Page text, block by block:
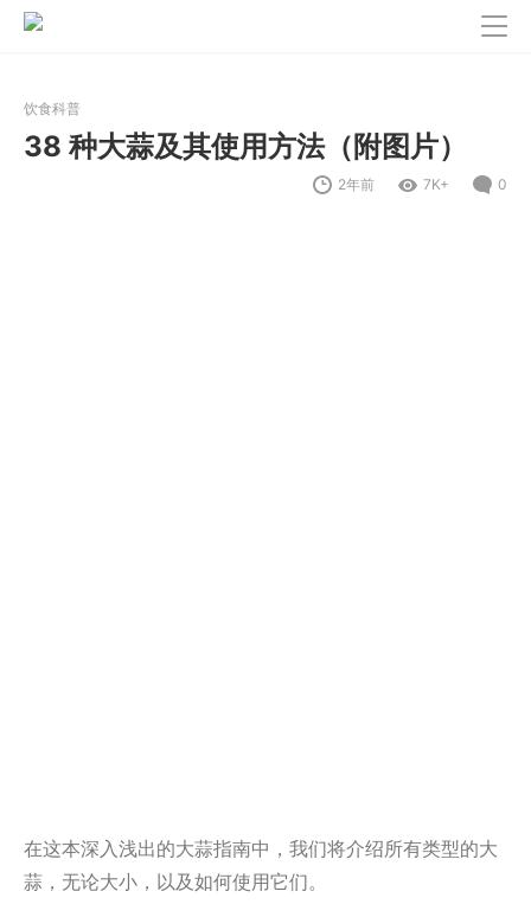
饮食科普
38 种大蒜及其使用方法（附图片）
2年前 7K+ 0
在这本深入浅出的大蒜指南中，我们将介绍所有类型的大
蒜，无论大小，以及如何使用它们。